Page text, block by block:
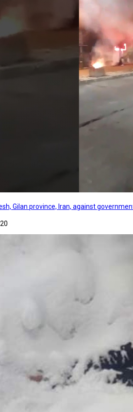
Gilan province, Iran, against